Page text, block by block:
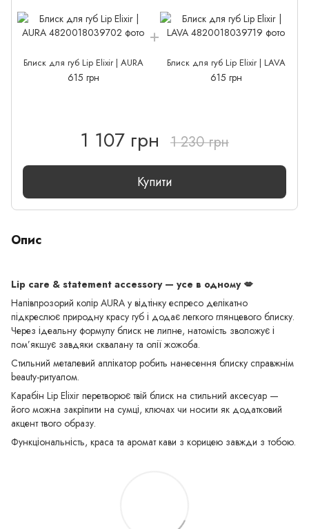
Блиск для губ Lip Elixir | AURA
615 грн
Блиск для губ Lip Elixir | LAVA
615 грн
1 107 грн 1 230 грн
Купити
Опис
Lip care & statement accessory — усе в одному 💋
Напівпрозорий колір AURA у відтінку еспресо делікатно
підкреслює природну красу губ і додає легкого глянцевого блиску.
Через ідеальну формулу блиск не липне, натомість зволожує і
пом’якшує завдяки сквалану та олії жожоба.
Стильний металевий аплікатор робить нанесення блиску справжнім
beauty-ритуалом.
Карабін Lip Elixir перетворює твій блиск на стильний аксесуар —
його можна закріпити на сумці, ключах чи носити як додатковий
акцент твого образу.
Функціональність, краса та аромат кави з корицею завжди з тобою.